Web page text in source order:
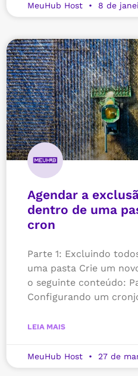
MeuHub Host 8 de
Agendar a
dentro de uma
cron
Parte 1: Excluindo
uma pasta Crie um
o seguinte conteúdo:
Configurando um
LEIA MAIS
MeuHub Host 27 de